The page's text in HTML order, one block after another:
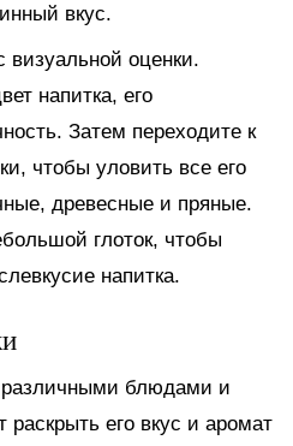
вкус.
визуальной оценки.
напитка, его
Затем переходите к
чтобы уловить все его
древесные и пряные.
глоток, чтобы
напитка.
различными блюдами и
раскрыть его вкус и аромат